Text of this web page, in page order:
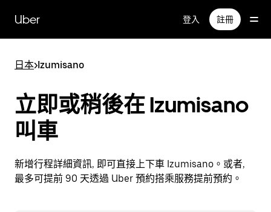
Uber 登入 註冊
日本>Izumisano
立即或稍後在 Izumisano
叫車
新增行程詳細資訊, 即可直接上下車 Izumisano。或者,
最多可提前 90 天透過 Uber 預約搭乘服務提前預約。